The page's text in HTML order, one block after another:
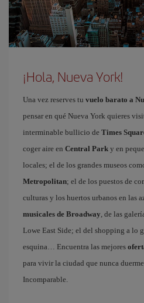
¡Hola, Nueva York!
Una vez reserves tu vuelo barato a
pensar en qué Nueva York quieres
interminable bullicio de Times
coger aire en Central Park y en
locales; el de los grandes museos
Metropolitan; el de los puestos de
culturas y los huertos urbanos en las
musicales de Broadway, de las
Lowe East Side; el del shopping a lo
esquina… Encuentra las mejores
para vivir la ciudad que nunca
Incomparable.